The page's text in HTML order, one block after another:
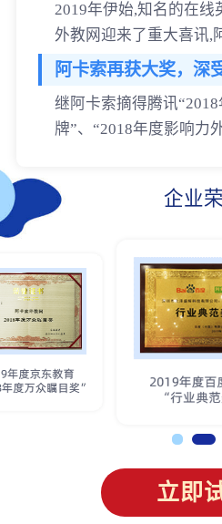
2019年伊始,知名的在线
外教网迎来了重大喜讯,
阿卡索再获大奖，深
继阿卡索摘得腾讯
牌”、“2018年度影响力
企业
立即